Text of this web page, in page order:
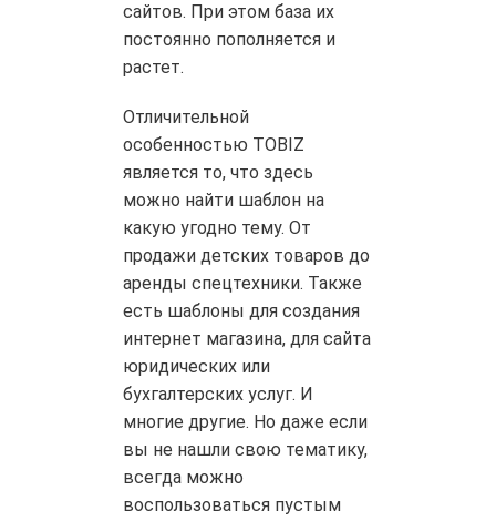
сайтов. При этом база их
постоянно пополняется и
растет.
Отличительной
особенностью TOBIZ
является то, что здесь
можно найти шаблон на
какую угодно тему. От
продажи детских товаров до
аренды спецтехники. Также
есть шаблоны для создания
интернет магазина, для сайта
юридических или
бухгалтерских услуг. И
многие другие. Но даже если
вы не нашли свою тематику,
всегда можно
воспользоваться пустым